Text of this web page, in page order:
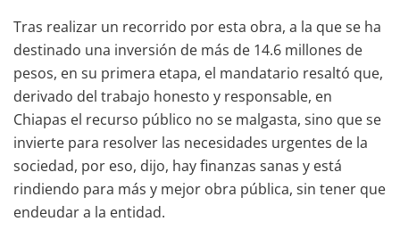
Tras realizar un recorrido por esta obra, a la que se ha
destinado una inversión de más de 14.6 millones de
pesos, en su primera etapa, el mandatario resaltó que,
derivado del trabajo honesto y responsable, en
Chiapas el recurso público no se malgasta, sino que se
invierte para resolver las necesidades urgentes de la
sociedad, por eso, dijo, hay finanzas sanas y está
rindiendo para más y mejor obra pública, sin tener que
endeudar a la entidad.